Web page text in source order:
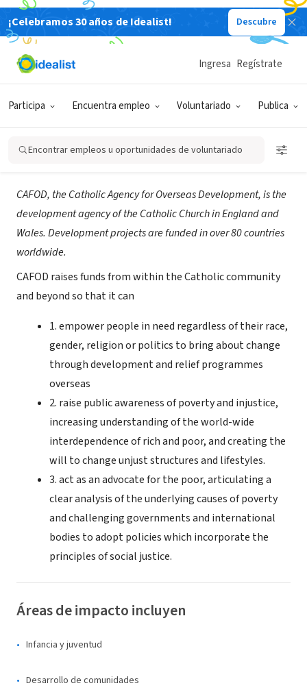
¡Celebramos 30 años de Idealist! Descubre
Participa Encuentra empleo Voluntariado Publica
Ingresa Regístrate
Encontrar empleos u oportunidades de voluntariado
ORGANIZACIÓN SIN FIN DE LUCRO
CAFOD - Catholic Agency for
Overseas Development, UK
London, LND, Reino Unido|www.cafod.org.uk
Acerca de
CAFOD, the Catholic Agency for Overseas Development, is the
development agency of the Catholic Church in England and
Wales. Development projects are funded in over 80 countries
worldwide.
CAFOD raises funds from within the Catholic community
and beyond so that it can
1. empower people in need regardless of their race,
gender, religion or politics to bring about change
through development and relief programmes
overseas
2. raise public awareness of poverty and injustice,
increasing understanding of the world-wide
interdependence of rich and poor, and creating the
will to change unjust structures and lifestyles.
3. act as an advocate for the poor, articulating a
clear analysis of the underlying causes of poverty
and challenging governments and international
bodies to adopt policies which incorporate the
principles of social justice.
Áreas de impacto incluyen
Infancia y juventud
Desarrollo de comunidades